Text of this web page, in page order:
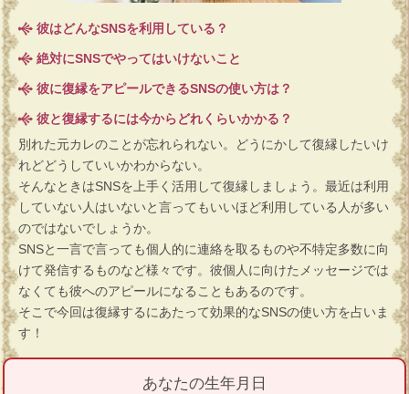
彼はどんなSNSを利用している？
絶対にSNSでやってはいけないこと
彼に復縁をアピールできるSNSの使い方は？
彼と復縁するには今からどれくらいかかる？
別れた元カレのことが忘れられない。どうにかして復縁したいけ
れどどうしていいかわからない。
そんなときはSNSを上手く活用して復縁しましょう。最近は利用
していない人はいないと言ってもいいほど利用している人が多い
のではないでしょうか。
SNSと一言で言っても個人的に連絡を取るものや不特定多数に向
けて発信するものなど様々です。彼個人に向けたメッセージでは
なくても彼へのアピールになることもあるのです。
そこで今回は復縁するにあたって効果的なSNSの使い方を占いま
す！
あなたの生年月日